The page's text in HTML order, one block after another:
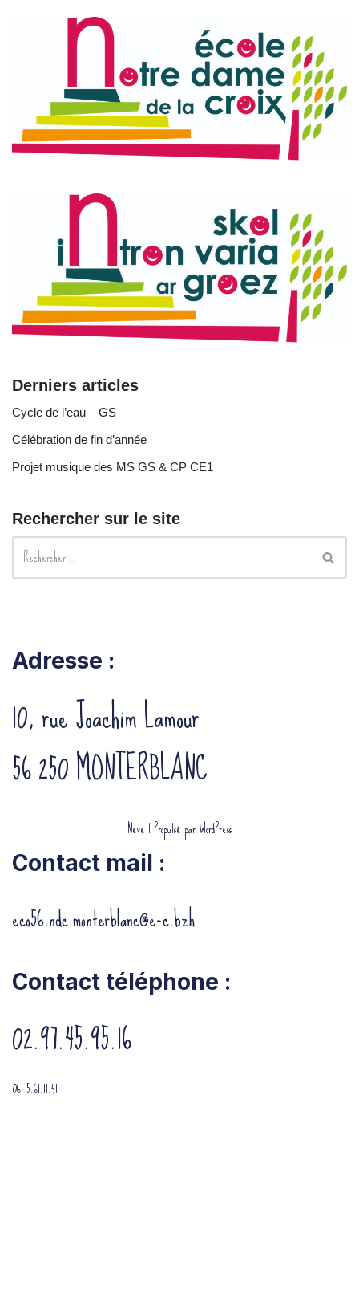
Derniers articles
Cycle de l’eau – GS
Célébration de fin d’année
Projet musique des MS GS & CP CE1
Rechercher sur le site
Adresse :
10, rue Joachim Lamour
56 250 MONTERBLANC
Neve | Propulsé parWordPress
Contact mail :
eco56.ndc.monterblanc@e-c.bzh
Contact téléphone :
02.97.45.95.16
06.75.61.11.41